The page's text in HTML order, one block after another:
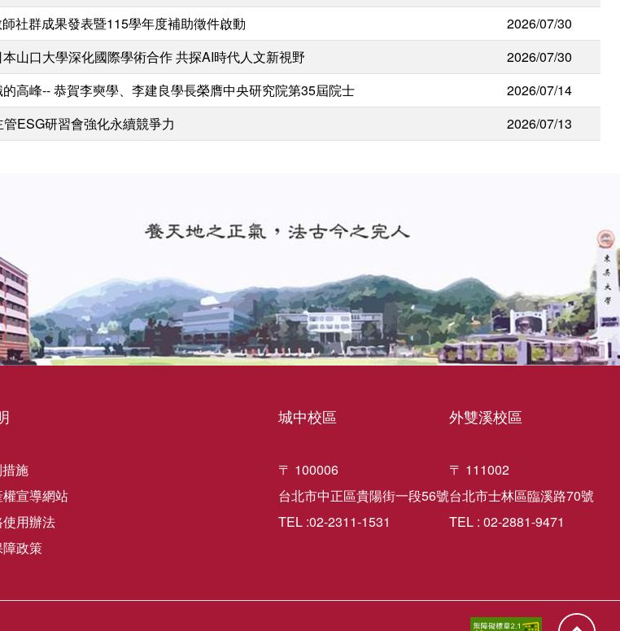
回到頁面
社群成果發表暨115學年度補助徵件啟動
2026/07/30
山口大學深化國際學術合作 共探AI時代人文新視野
2026/07/30
高峰-- 恭賀李奭學、李建良學長榮膺中央研究院第35屆院士
2026/07/14
ESG研習會強化永續競爭力 2026/07/13
施
宣導網站
用辦法
政策
城中校區
〒 100006
台北市中正區貴陽街一段56號
TEL :02-2311-1531
外雙溪校區
〒 111002
台北市士林區臨溪路70號
TEL : 02-2881-9471